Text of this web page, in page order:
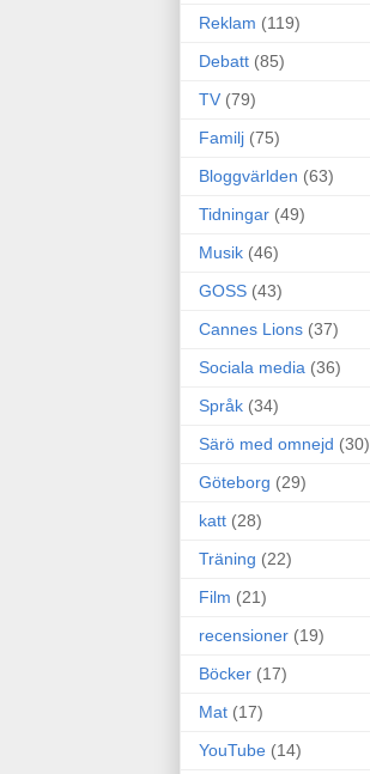
Reklam (119)
Debatt (85)
TV (79)
Familj (75)
Bloggvärlden (63)
Tidningar (49)
Musik (46)
GOSS (43)
Cannes Lions (37)
Sociala media (36)
Språk (34)
Särö med omnejd (30)
Göteborg (29)
katt (28)
Träning (22)
Film (21)
recensioner (19)
Böcker (17)
Mat (17)
YouTube (14)